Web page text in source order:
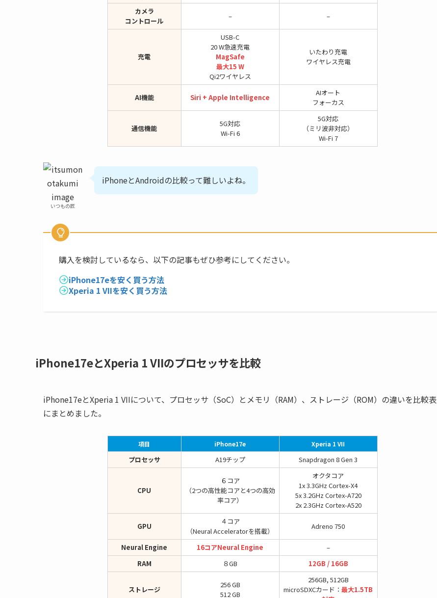
カメラ
コントロール
– –
充電
USB-C
20 W急速充電
MagSafe
最大15 W
Qi2ワイヤレス
いたわり充電
ワイヤレス充電
AI機能 Siri + Apple Intelligence
AIオート
フォーカス
通信機能
5G対応
Wi-Fi 6
5G対応
（ミリ波非対応）
Wi-Fi 7
いつもの匠
iPhoneとAndroidの比較って難しいよね。
購入を検討しているなら、以下の記事もぜひ参考にしてください。
iPhone17eを安く買う方法
Xperia 1 VIIを安く買う方法
iPhone17eとXperia 1 VIIのプロセッサを比較
iPhone17eとXperia 1 VIIについて、プロセッサ（SoC）とメモリ（RAM）、ストレージ（ROM）の違いを比較表
にまとめました。
項目 iPhone17e Xperia 1 VII
プロセッサ A19チップ Snapdragon 8 Gen 3
CPU
６コア
（2つの高性能コアと4つの高効
率コア）
オクタコア
1x 3.3GHz Cortex-X4
5x 3.2GHz Cortex-A720
2x 2.3GHz Cortex-A520
GPU
４コア
（Neural Acceleratorを搭載）
Adreno 750
Neural Engine 16コアNeural Engine
–
RAM
８GB 12GB / 16GB
ストレージ
256 GB
512 GB
256GB, 512GB
microSDXCカード： 最大1.5TB